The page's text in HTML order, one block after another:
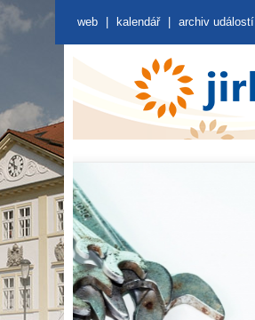
web kalendář archiv událostí
ZÁJMOVÁ SDRUŽENÍ